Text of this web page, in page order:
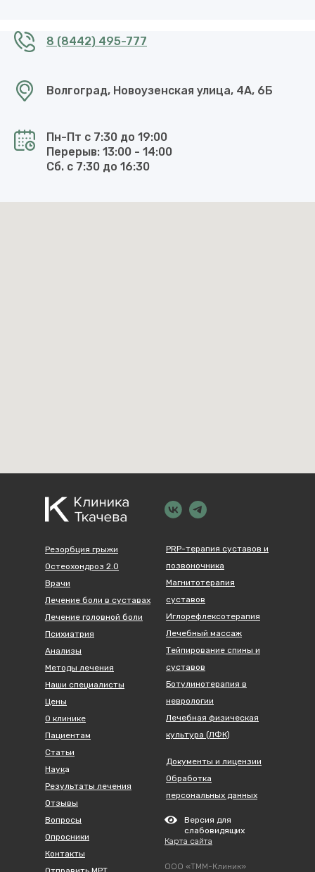
8 (8442) 495-777
Волгоград, Новоузенская улица, 4А, 6Б
Пн-Пт с 7:30 до 19:00
Перерыв: 13:00 - 14:00
Сб. с 7:30 до 16:30
Резорбция грыжи
Остеохондроз 2.0
Врачи
Лечение боли в суставах
Лечение головной боли
Психиатрия
Анализы
Методы лечения
Наши специалисты
Цены
О клинике
Пациентам
Статьи
Наука
Результаты лечения
Отзывы
Вопросы
Опросники
Контакты
PRP-терапия суставов и
позвоночника
Магнитотерапия
суставов
Иглорефлексотерапия
Лечебный массаж
Тейпирование спины и
суставов
Ботулинотерапия в
неврологии
Лечебная физическая
культура (ЛФК)
Документы и лицензии
Обработка
персональных данных
Версия для
слабовидящих
Карта сайта
ООО «ТММ-Клиник»